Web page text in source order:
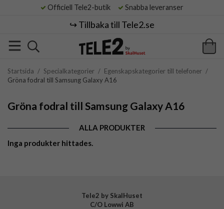
Officiell Tele2-butik Snabba leveranser
↪️ Tillbaka till Tele2.se
Startsida / Specialkategorier / Egenskapskategorier till telefoner /
Gröna fodral till Samsung Galaxy A16
Gröna fodral till Samsung Galaxy A16
ALLA PRODUKTER
Inga produkter hittades.
Tele2 by SkalHuset
C/O Lowwi AB